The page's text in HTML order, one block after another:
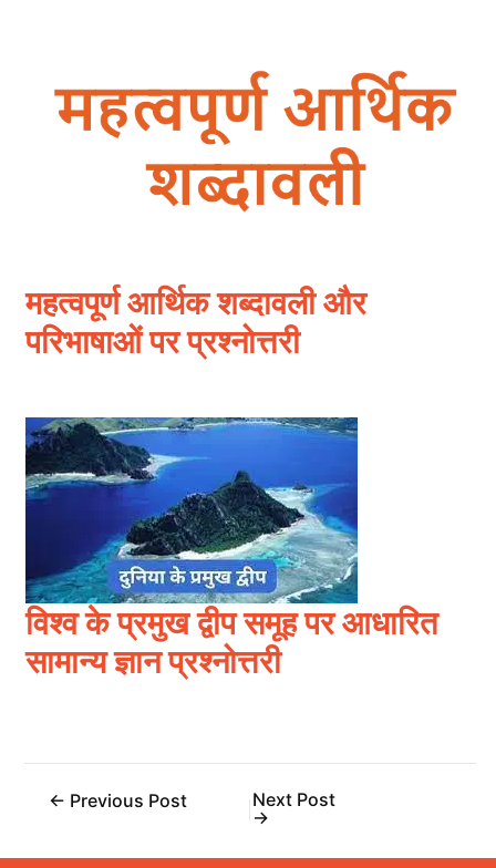
महत्वपूर्ण आर्थिक शब्दावली और
परिभाषाओं पर प्रश्नोत्तरी
विश्व के प्रमुख द्वीप समूह पर आधारित
सामान्य ज्ञान प्रश्नोत्तरी
← Previous Post
Next Post
→